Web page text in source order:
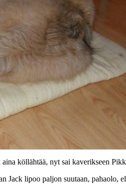
köllähtää, nyt sai kaverikseen
Jack lipoo paljon suutaan,